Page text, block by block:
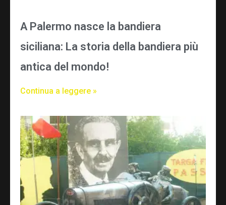
A Palermo nasce la bandiera
siciliana: La storia della bandiera più
antica del mondo!
Continua a leggere »